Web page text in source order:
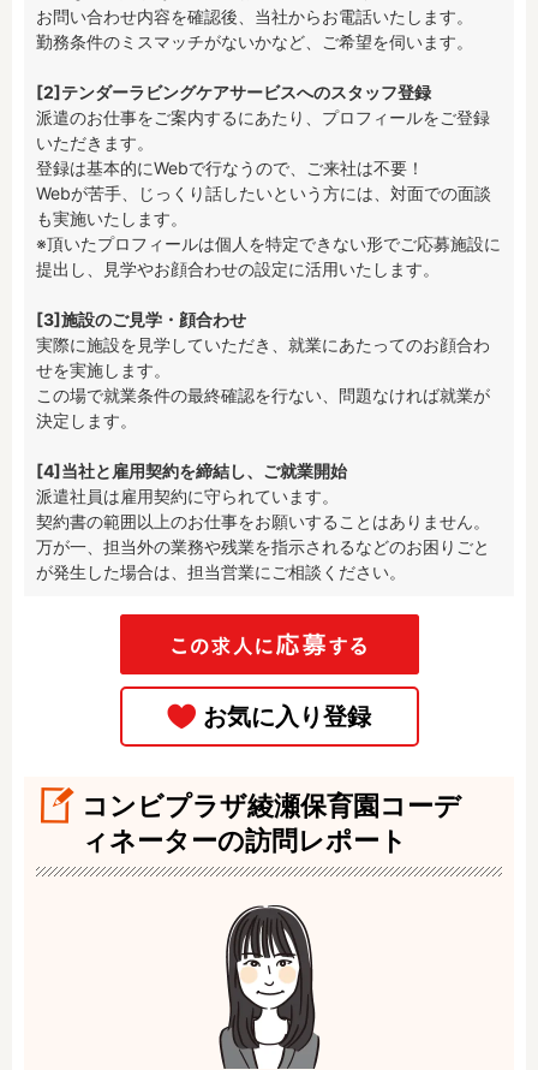
お問い合わせ内容を確認後、当社からお電話いたします。
勤務条件のミスマッチがないかなど、ご希望を伺います。
[2]テンダーラビングケアサービスへのスタッフ登録
派遣のお仕事をご案内するにあたり、プロフィールをご登録
いただきます。
登録は基本的にWebで行なうので、ご来社は不要！
Webが苦手、じっくり話したいという方には、対面での面談
も実施いたします。
※頂いたプロフィールは個人を特定できない形でご応募施設に
提出し、見学やお顔合わせの設定に活用いたします。
[3]施設のご見学・顔合わせ
実際に施設を見学していただき、就業にあたってのお顔合わ
せを実施します。
この場で就業条件の最終確認を行ない、問題なければ就業が
決定します。
[4]当社と雇用契約を締結し、ご就業開始
派遣社員は雇用契約に守られています。
契約書の範囲以上のお仕事をお願いすることはありません。
万が一、担当外の業務や残業を指示されるなどのお困りごと
が発生した場合は、担当営業にご相談ください。
コンビプラザ綾瀬保育園コーデ
ィネーターの訪問レポート